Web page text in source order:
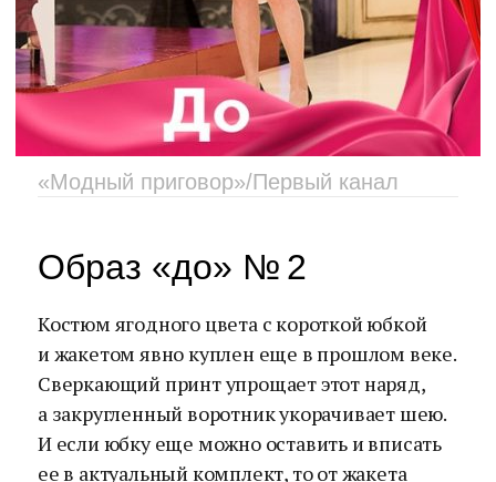
«Модный приговор»/Первый канал
Образ «до» № 2
Костюм ягодного цвета с короткой юбкой
и жакетом явно куплен еще в прошлом веке.
Сверкающий принт упрощает этот наряд,
а закругленный воротник укорачивает шею.
И если юбку еще можно оставить и вписать
ее в актуальный комплект, то от жакета